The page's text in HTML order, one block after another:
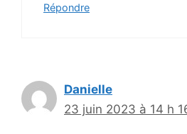
Répondre
Danielle
23 juin 2023 à 14 h